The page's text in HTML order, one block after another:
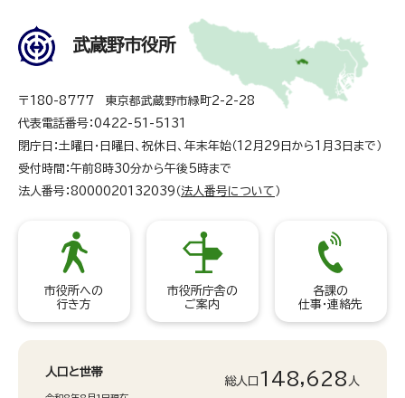
武蔵野市役所
〒180-8777 東京都武蔵野市緑町2-2-28
代表電話番号：0422-51-5131
閉庁日：土曜日・日曜日、祝休日、年末年始（12月29日から1月3日まで）
受付時間：午前8時30分から午後5時まで
法人番号：8000020132039（ 法人番号について ）
市役所への
行き方
市役所庁舎の
ご案内
各課の
仕事・連絡先
人口と世帯
総人口 148,628 人